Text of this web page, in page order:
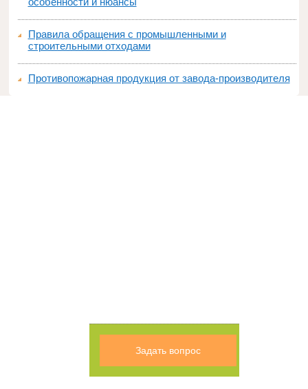
Правила обращения с промышленными и
строительными отходами
Противопожарная продукция от завода-производителя
Задать вопрос